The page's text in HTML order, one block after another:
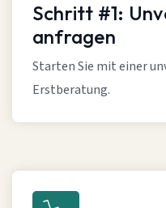
Schritt #1:
anfragen
Starten Sie mit einer
Erstberatung.